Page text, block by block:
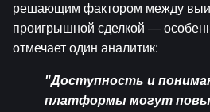
решающим фактором между
проигрышной сделкой —
отмечает один аналитик:
"Доступность и
платформы могут